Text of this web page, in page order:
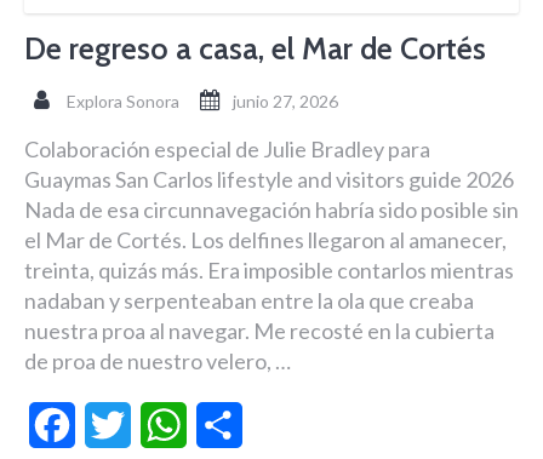
De regreso a casa, el Mar de Cortés
Explora Sonora junio 27, 2026
Colaboración especial de Julie Bradley para
Guaymas San Carlos lifestyle and visitors guide 2026
Nada de esa circunnavegación habría sido posible sin
el Mar de Cortés. Los delfines llegaron al amanecer,
treinta, quizás más. Era imposible contarlos mientras
nadaban y serpenteaban entre la ola que creaba
nuestra proa al navegar. Me recosté en la cubierta
de proa de nuestro velero, …
FacebookTwitter WhatsApp